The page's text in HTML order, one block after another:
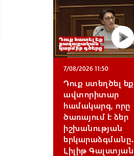
7/08/2026 11:50
Դուք ստեղծել եք
ավտորիտար
համակարգ, որը
ծառայում է ձեր
իշխանության
երկարաձգմանը․
Լիլիթ Գալստյան